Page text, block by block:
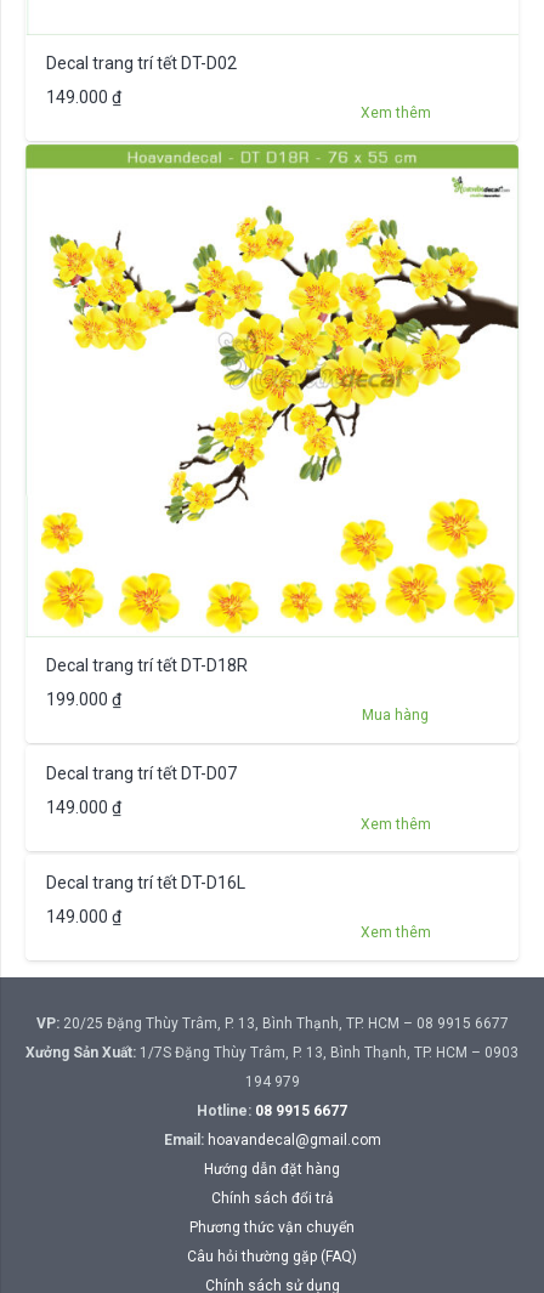
Decal trang trí tết DT-D02
149.000 ₫
Xem thêm
Decal trang trí tết DT-D18R
199.000 ₫
Mua hàng
Decal trang trí tết DT-D07
149.000 ₫
Xem thêm
Decal trang trí tết DT-D16L
149.000 ₫
Xem thêm
VP:20/25 Đặng Thùy Trâm, P. 13, Bình Thạnh, TP. HCM – 08 9915 6677
Xưởng Sản Xuất: 1/7S Đặng Thùy Trâm, P. 13, Bình Thạnh, TP. HCM – 0903
194 979
Hotline: 08 9915 6677
Email: hoavandecal@gmail.com
Hướng dẫn đặt hàng
Chính sách đổi trả
Phương thức vận chuyển
Câu hỏi thường gặp (FAQ)
Chính sách sử dụng